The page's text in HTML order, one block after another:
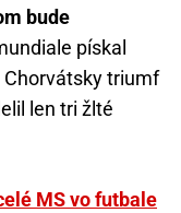
bude
pískal
Chorvátsky triumf
len tri žlté
MS vo futbale